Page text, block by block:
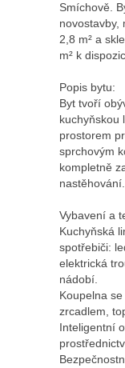
Smíchově.
novostavby,
2,8 m² a
m² k
Popis bytu:
Byt tvoří
kuchyňskou
prostorem
sprchovým
kompletně
nastěhování.
Vybavení a
Kuchyňská
spotřebiči:
elektrická
nádobí.
Koupelna
zrcadlem,
Inteligentní